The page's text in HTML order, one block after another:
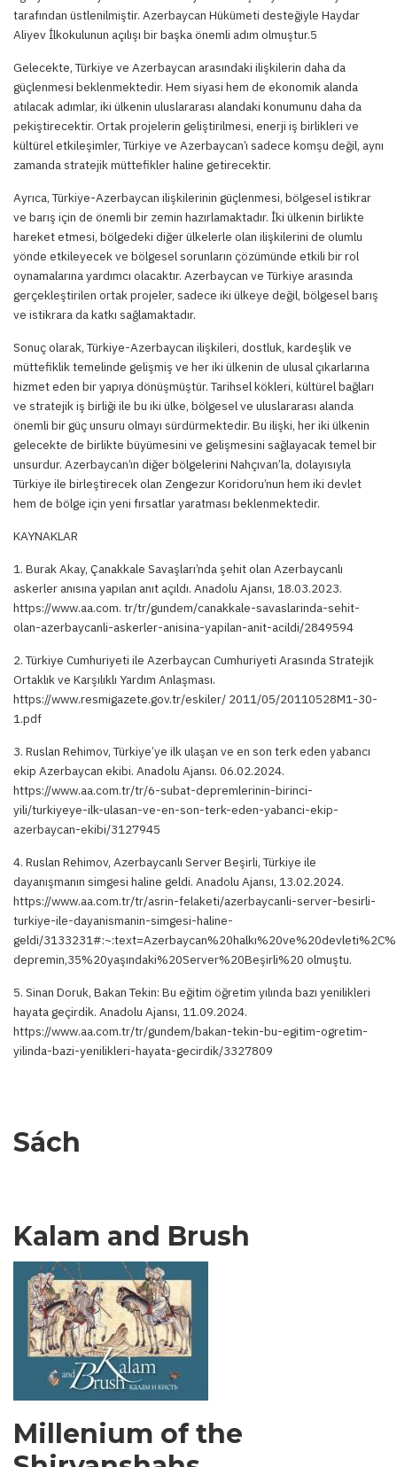
tarafından üstlenilmiştir. Azerbaycan Hükümeti desteğiyle Haydar
Aliyev İlkokulunun açılışı bir başka önemli adım olmuştur.5
Gelecekte, Türkiye ve Azerbaycan arasındaki ilişkilerin daha da
güçlenmesi beklenmektedir. Hem siyasi hem de ekonomik alanda
atılacak adımlar, iki ülkenin uluslararası alandaki konumunu daha da
pekiştirecektir. Ortak projelerin geliştirilmesi, enerji iş birlikleri ve
kültürel etkileşimler, Türkiye ve Azerbaycan’ı sadece komşu değil, aynı
zamanda stratejik müttefikler haline getirecektir.
Ayrıca, Türkiye-Azerbaycan ilişkilerinin güçlenmesi, bölgesel istikrar
ve barış için de önemli bir zemin hazırlamaktadır. İki ülkenin birlikte
hareket etmesi, bölgedeki diğer ülkelerle olan ilişkilerini de olumlu
yönde etkileyecek ve bölgesel sorunların çözümünde etkili bir rol
oynamalarına yardımcı olacaktır. Azerbaycan ve Türkiye arasında
gerçekleştirilen ortak projeler, sadece iki ülkeye değil, bölgesel barış
ve istikrara da katkı sağlamaktadır.
Sonuç olarak, Türkiye-Azerbaycan ilişkileri, dostluk, kardeşlik ve
müttefiklik temelinde gelişmiş ve her iki ülkenin de ulusal çıkarlarına
hizmet eden bir yapıya dönüşmüştür. Tarihsel kökleri, kültürel bağları
ve stratejik iş birliği ile bu iki ülke, bölgesel ve uluslararası alanda
önemli bir güç unsuru olmayı sürdürmektedir. Bu ilişki, her iki ülkenin
gelecekte de birlikte büyümesini ve gelişmesini sağlayacak temel bir
unsurdur. Azerbaycan’ın diğer bölgelerini Nahçıvan’la, dolayısıyla
Türkiye ile birleştirecek olan Zengezur Koridoru’nun hem iki devlet
hem de bölge için yeni fırsatlar yaratması beklenmektedir.
KAYNAKLAR
1. Burak Akay, Çanakkale Savaşları’nda şehit olan Azerbaycanlı
askerler anısına yapılan anıt açıldı. Anadolu Ajansı, 18.03.2023.
https://www.aa.com. tr/tr/gundem/canakkale-savaslarinda-sehit-
olan-azerbaycanli-askerler-anisina-yapilan-anit-acildi/2849594
2. Türkiye Cumhuriyeti ile Azerbaycan Cumhuriyeti Arasında Stratejik
Ortaklık ve Karşılıklı Yardım Anlaşması.
https://www.resmigazete.gov.tr/eskiler/ 2011/05/20110528M1-30-
1.pdf
3. Ruslan Rehimov, Türkiye’ye ilk ulaşan ve en son terk eden yabancı
ekip Azerbaycan ekibi. Anadolu Ajansı. 06.02.2024.
https://www.aa.com.tr/tr/6-subat-depremlerinin-birinci-
yili/turkiyeye-ilk-ulasan-ve-en-son-terk-eden-yabanci-ekip-
azerbaycan-ekibi/3127945
4. Ruslan Rehimov, Azerbaycanlı Server Beşirli, Türkiye ile
dayanışmanın simgesi haline geldi. Anadolu Ajansı, 13.02.2024.
https://www.aa.com.tr/tr/asrin-felaketi/azerbaycanli-server-besirli-
turkiye-ile-dayanismanin-simgesi-haline-
geldi/
depremin,35%20yaşındaki%20Server%20Beşirli%20 olmuştu.
5. Sinan Doruk, Bakan Tekin: Bu eğitim öğretim yılında bazı yenilikleri
hayata geçirdik. Anadolu Ajansı, 11.09.2024.
https://www.aa.com.tr/tr/gundem/bakan-tekin-bu-egitim-ogretim-
yilinda-bazi-yenilikleri-hayata-gecirdik/3327809
Sách
Kalam and Brush
Millenium of the